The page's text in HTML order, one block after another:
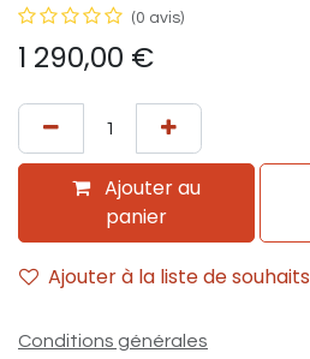
(0 avis)
1 290,00 €
Ajouter au
panier
Ajouter à la liste de souhaits
Conditions générales